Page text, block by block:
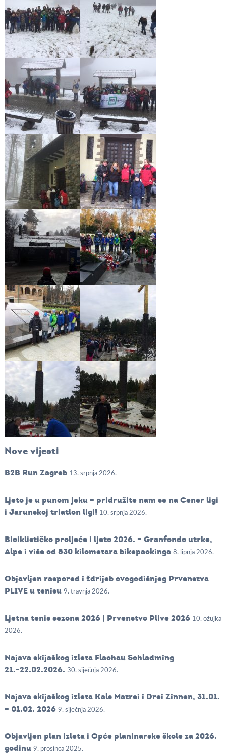
Nove vijesti
B2B Run Zagreb 13. srpnja 2026.
Ljeto je u punom jeku – pridružite nam se na Cener ligi
i Jarunskoj triatlon ligi! 10. srpnja 2026.
Biciklističko proljeće i ljeto 2026. – Granfondo utrke,
Alpe i više od 830 kilometara bikepackinga 8. lipnja 2026.
Objavljen raspored i ždrijeb ovogodišnjeg Prvenstva
PLIVE u tenisu 9. travnja 2026.
Ljetna tenis sezona 2026 | Prvenstvo Plive 2026 10. ožujka
2026.
Najava skijaškog izleta Flachau Schladming
21.-22.02.2026. 30. siječnja 2026.
Najava skijaškog izleta Kals Matrei i Drei Zinnen, 31.01.
– 01.02. 2026 9. siječnja 2026.
Objavljen plan izleta i Opće planinarske škole za 2026.
godinu 9. prosinca 2025.